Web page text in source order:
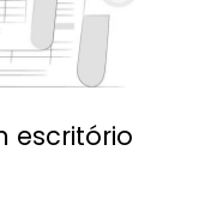
escritório